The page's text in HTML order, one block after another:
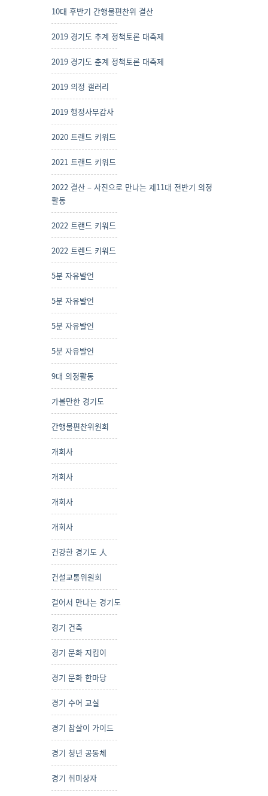
10대 후반기 간행물편찬위 결산
2019 경기도 추계 정책토론 대축제
2019 경기도 춘계 정책토론 대축제
2019 의정 갤러리
2019 행정사무감사
2020 트랜드 키워드
2021 트랜드 키워드
2022 결산 – 사진으로 만나는 제11대 전반기 의정
활동
2022 트랜드 키워드
2022 트렌드 키워드
5분 자유발언
5분 자유발언
5분 자유발언
5분 자유발언
9대 의정활동
가볼만한 경기도
간행물편찬위원회
개회사
개회사
개회사
개회사
건강한 경기도 人
건설교통위원회
걸어서 만나는 경기도
경기 건축
경기 문화 지킴이
경기 문화 한마당
경기 수어 교실
경기 참살이 가이드
경기 청년 공동체
경기 취미상자